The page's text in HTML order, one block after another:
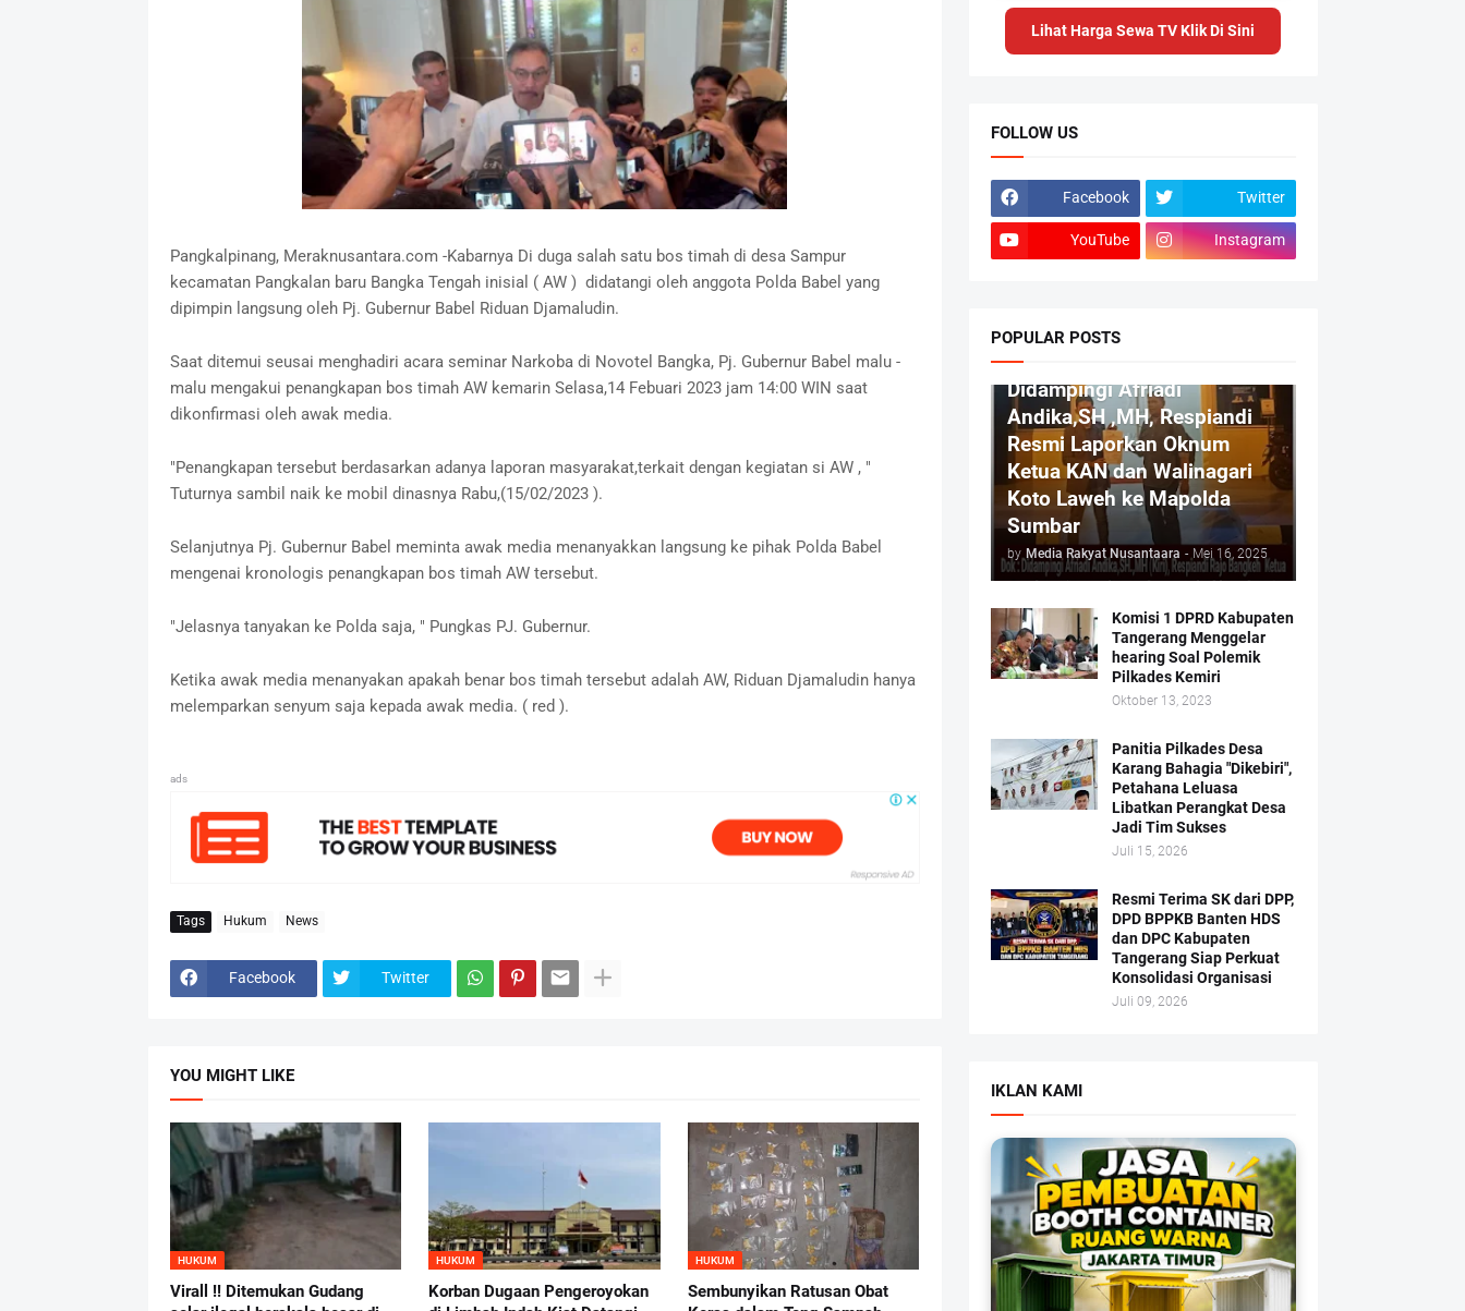
Pangkalpinang, Meraknusantara.com -Kabarnya Di duga salah satu bos timah di desa Sampur
kecamatan Pangkalan baru Bangka Tengah inisial ( AW ) didatangi oleh anggota Polda Babel yang
dipimpin langsung oleh Pj. Gubernur Babel Riduan Djamaludin.
Saat ditemui seusai menghadiri acara seminar Narkoba di Novotel Bangka, Pj. Gubernur Babel malu -
malu mengakui penangkapan bos timah AW kemarin Selasa,14 Febuari 2023 jam 14:00 WIN saat
dikonfirmasi oleh awak media.
"Penangkapan tersebut berdasarkan adanya laporan masyarakat,terkait dengan kegiatan si AW , "
Tuturnya sambil naik ke mobil dinasnya Rabu,(15/02/2023 ).
Selanjutnya Pj. Gubernur Babel meminta awak media menanyakkan langsung ke pihak Polda Babel
mengenai kronologis penangkapan bos timah AW tersebut.
"Jelasnya tanyakan ke Polda saja, " Pungkas PJ. Gubernur.
Ketika awak media menanyakan apakah benar bos timah tersebut adalah AW, Riduan Djamaludin hanya
melemparkan senyum saja kepada awak media. ( red ).
ads
Tags Hukum News
Facebook Twitter
YOU MIGHT LIKE
HUKUM
Virall !! Ditemukan Gudang
HUKUM
Korban Dugaan Pengeroyokan
HUKUM
Sembunyikan Ratusan Obat
Lihat Harga Sewa TV Klik Di Sini
FOLLOW US
Facebook Twitter
YouTube Instagram
POPULAR POSTS
Didampingi Afriadi
Andika,SH ,MH, Respiandi
Resmi Laporkan Oknum
Ketua KAN dan Walinagari
Koto Laweh ke Mapolda
Sumbar
by Media Rakyat Nusantaara - Mei 16, 2025
Komisi 1 DPRD Kabupaten
Tangerang Menggelar
hearing Soal Polemik
Pilkades Kemiri
Oktober 13, 2023
Panitia Pilkades Desa
Karang Bahagia "Dikebiri",
Petahana Leluasa
Libatkan Perangkat Desa
Jadi Tim Sukses
Juli 15, 2026
Resmi Terima SK dari DPP,
DPD BPPKB Banten HDS
dan DPC Kabupaten
Tangerang Siap Perkuat
Konsolidasi Organisasi
Juli 09, 2026
IKLAN KAMI